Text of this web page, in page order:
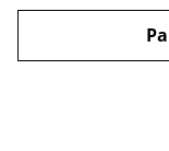
Conditions
de